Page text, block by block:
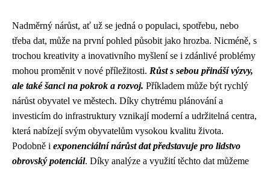
Nadměrný nárůst, ať už se jedná o populaci, spotřebu, nebo
třeba dat, může na první pohled působit jako hrozba. Nicméně, s
trochou kreativity a inovativního myšlení se i zdánlivé problémy
mohou proměnit v nové příležitosti. Růst s sebou přináší výzvy,
ale také šanci na pokrok a rozvoj. Příkladem může být rychlý
nárůst obyvatel ve městech. Díky chytrému plánování a
investicím do infrastruktury vznikají moderní a udržitelná centra,
která nabízejí svým obyvatelům vysokou kvalitu života.
Podobně i exponenciální nárůst dat představuje pro lidstvo
obrovský potenciál. Díky analýze a využití těchto dat můžeme